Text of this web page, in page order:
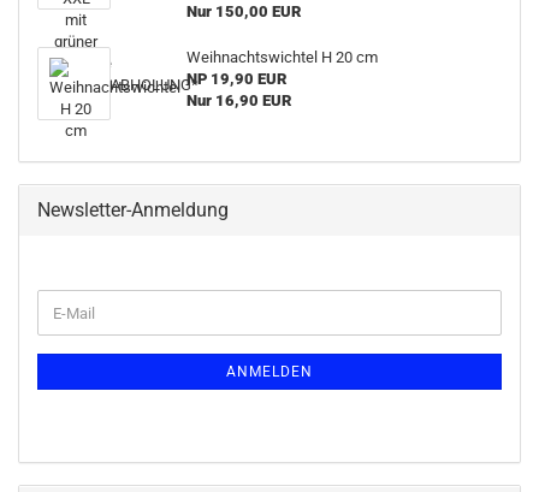
Nur 150,00 EUR
Weihnachtswichtel H 20 cm
NP 19,90 EUR
Nur 16,90 EUR
Newsletter-Anmeldung
ANMELDEN